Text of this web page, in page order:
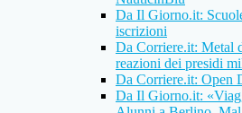
Da Il Giorno.it:
iscrizioni
Da Corriere.it: Metal
reazioni dei presidi
Da Corriere.it: Open
Da Il Giorno.it: